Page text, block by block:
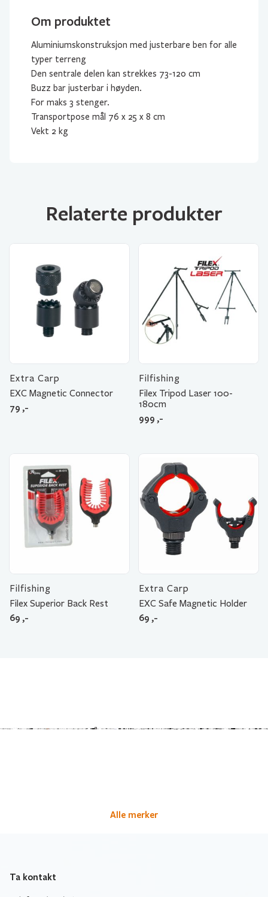
Om produktet
Aluminiumskonstruksjon med justerbare ben for alle
typer terreng
Den sentrale delen kan strekkes 73-120 cm
Buzz bar justerbar i høyden.
For maks 3 stenger.
Transportpose mål 76 x 25 x 8 cm
Vekt 2 kg
Relaterte produkter
Extra Carp
EXC Magnetic Connector
79 ,-
Filfishing
Filex Tripod Laser 100-
180cm
999 ,-
Filfishing
Filex Superior Back Rest
69 ,-
Extra Carp
EXC Safe Magnetic Holder
69 ,-
Alle merker
Ta kontakt